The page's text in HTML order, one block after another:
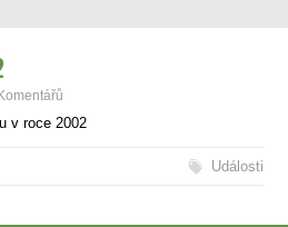
v roce 2002
Události